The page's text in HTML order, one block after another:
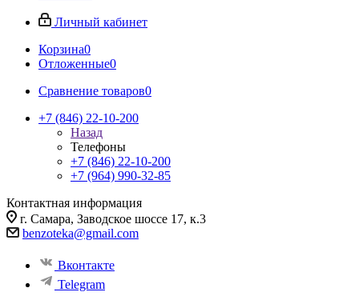
Личный кабинет
Корзина0
Отложенные0
Сравнение товаров0
+7 (846) 22-10-200
Назад
Телефоны
+7 (846) 22-10-200
+7 (964) 990-32-85
Контактная информация
г. Самара, Заводское шоссе 17, к.3
benzoteka@gmail.com
Вконтакте
Telegram